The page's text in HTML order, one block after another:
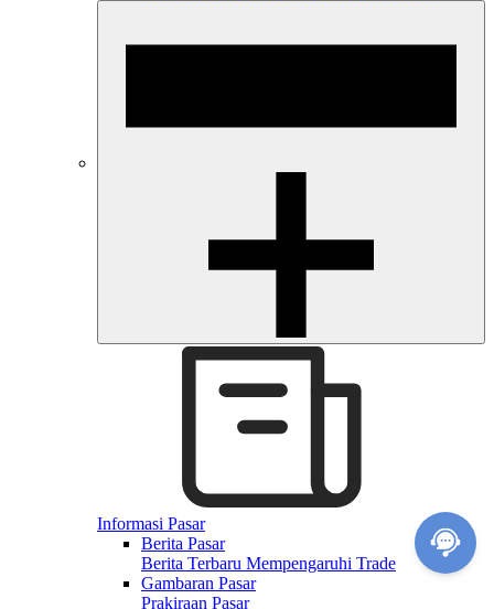
Informasi Pasar
Berita Pasar
Berita Terbaru Mempengaruhi Trade
Gambaran Pasar
Prakiraan Pasar